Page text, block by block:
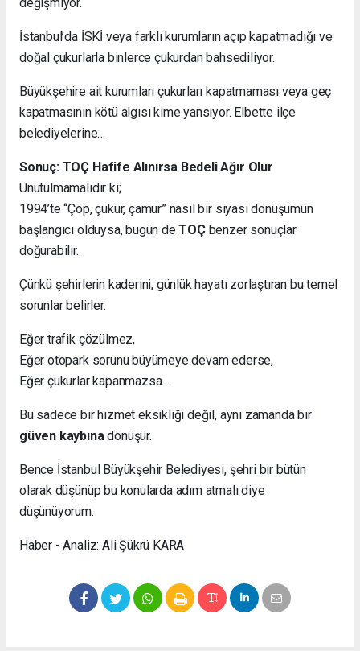
İstanbul’da İSKİ veya farklı kurumların açıp kapatmadığı ve
doğal çukurlarla binlerce çukurdan bahsediliyor.
Büyükşehire ait kurumları çukurları kapatmaması veya geç
kapatmasının kötü algısı kime yansıyor. Elbette ilçe
belediyelerine…
Sonuç: TOÇ Hafife Alınırsa Bedeli Ağır Olur
Unutulmamalıdır ki;
1994’te “Çöp, çukur, çamur” nasıl bir siyasi dönüşümün
başlangıcı olduysa, bugün deTOÇbenzer sonuçlar
doğurabilir.
Çünkü şehirlerin kaderini, günlük hayatı zorlaştıran bu temel
sorunlar belirler.
Eğer trafik çözülmez,
Eğer otopark sorunu büyümeye devam ederse,
Eğer çukurlar kapanmazsa…
Bu sadece bir hizmet eksikliği değil, aynı zamanda bir
güven kaybına dönüşür.
Bence İstanbul Büyükşehir Belediyesi, şehri bir bütün
olarak düşünüp bu konularda adım atmalı diye
düşünüyorum.
Haber - Analiz: Ali Şükrü KARA